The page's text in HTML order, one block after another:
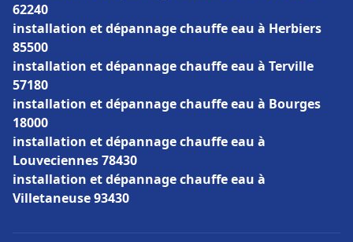
62240
installation et dépannage chauffe eau à Herbiers
85500
installation et dépannage chauffe eau à Terville
57180
installation et dépannage chauffe eau à Bourges
18000
installation et dépannage chauffe eau à
Louveciennes 78430
installation et dépannage chauffe eau à
Villetaneuse 93430